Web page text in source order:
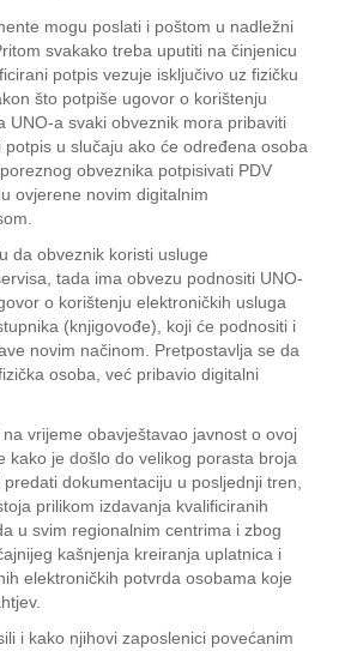
mogu poslati i poštom u nadležni
svakako treba uputiti na činjenicu
potpis vezuje isključivo uz fizičku
što potpiše ugovor o korištenju
UNO-a svaki obveznik mora pribaviti
potpis u slučaju ako će određena osoba
obveznika potpisivati PDV
ovjerene novim digitalnim
da obveznik koristi usluge
tada ima obvezu podnositi UNO-
o korištenju elektroničkih usluga
(knjigovođe), koji će podnositi i
novim načinom. Pretpostavlja se da
osoba, već pribavio digitalni
vrijeme obavještavao javnost o ovoj
kako je došlo do velikog porasta broja
dokumentaciju u posljednji tren,
prilikom izdavanja kvalificiranih
u svim regionalnim centrima i zbog
kašnjenja kreiranja uplatnica i
elektroničkih potvrda osobama koje
i kako njihovi zaposlenici povećanim